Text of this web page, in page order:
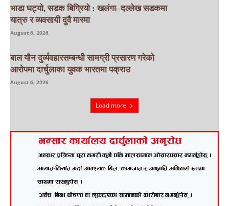
भाडा घट्यो, सडक बिग्रियो : खलंगा–दल्लेख सडकमा
यात्रु र व्यवसायी दुवै मारमा
August 6, 2026
बाल यौन दुर्व्यवहारसम्बन्धी सामग्री प्रसारण गरेको
आरोपमा दार्चुलाका युवक भारतमा पक्राउ
August 6, 2026
Load more